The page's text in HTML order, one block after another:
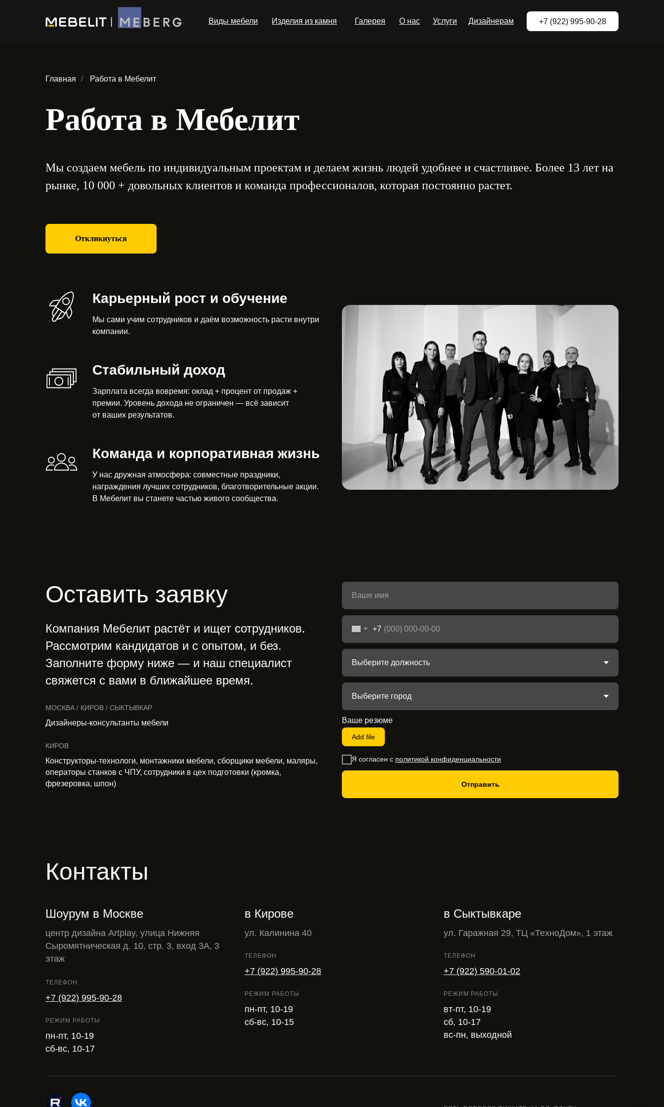
Дизайнерам
Изделия из камня Услуги
О нас
Галерея +7 (922) 995-90-28
Виды мебели
Главная / Работа в Мебелит
Работа в Мебелит
Мы создаем мебель по индивидуальным проектам и делаем жизнь людей удобнее и счастливее. Более 13 лет на
рынке, 10 000 + довольных клиентов и команда профессионалов, которая постоянно растет.
Откликнуться
Карьерный рост и обучение
Мы сами учим сотрудников и даём возможность расти внутри
компании.
Стабильный доход
Зарплата всегда вовремя: оклад + процент от продаж +
премии. Уровень дохода не ограничен — всё зависит
от ваших результатов.
Команда и корпоративная жизнь
У нас дружная атмосфера: совместные праздники,
награждения лучших сотрудников, благотворительные акции.
В Мебелит вы станете частью живого сообщества.
Конструкторы-технологи, монтажники мебели, сборщики мебели, маляры,
операторы станков с ЧПУ, сотрудники в цех подготовки (кромка,
фрезеровка, шпон)
КИРОВ
Дизайнеры-консультанты мебели
МОСКВА / КИРОВ / СЫКТЫВКАР
Компания Мебелит растёт и ищет сотрудников.
Рассмотрим кандидатов и с опытом, и без.
Заполните форму ниже — и наш специалист
свяжется с вами в ближайшее время.
Оставить заявку
+7
Ваше резюме
Add file
Я согласен с политикой конфиденциальности
Отправить
Контакты
в Кирове
ул. Калинина 40
пн-пт, 10-19
сб-вс, 10-15
РЕЖИМ РАБОТЫ
+7 (922) 995-90-28
ТЕЛЕФОН
в Сыктывкаре
ул. Гаражная 29, ТЦ «ТехноДом», 1 этаж
вт-пт, 10-19
сб, 10-17
вс-пн, выходной
РЕЖИМ РАБОТЫ
+7 (922) 590-01-02
ТЕЛЕФОН
Шоурум в Москве
центр дизайна Artplay, улица Нижняя
Сыромятническая д. 10, стр. 3, вход 3А, 3
этаж
пн-пт, 10-19
сб-вс, 10-17
РЕЖИМ РАБОТЫ
ТЕЛЕФОН
+7 (922) 995-90-28